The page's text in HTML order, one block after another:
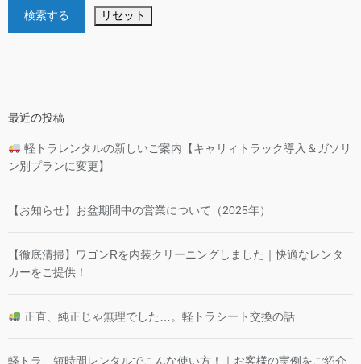
最近の投稿
軽トラレンタルの新しいご案内【キャリィトラック導入＆ガソリ
ン別プランに変更】
【お知らせ】お盆期間中の営業について（2025年）
【徹底清掃】ワゴンRを内装クリーニングしました｜快適なレンタ
カーをご提供！
正直、純正じゃ無理でした…。軽トラシート交換の話
軽トラ、短時間レンタルでこんな使い方！｜お客様の実例をご紹介